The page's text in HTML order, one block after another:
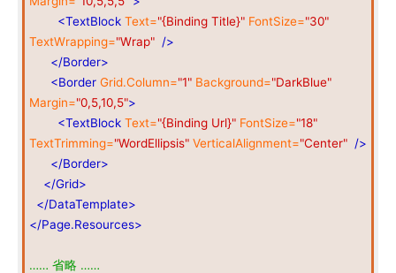
<TextBlock Text="{Binding Title}" FontSize="30"
TextWrapping="Wrap" />
</Border>
<Border Grid.Column="1" Background="DarkBlue"
Margin="0,5,10,5">
<TextBlock Text="{Binding Url}" FontSize="18"
TextTrimming="WordEllipsis" VerticalAlignment="Center" />
</Border>
</Grid>
</DataTemplate>
</Page.Resources>
…… 省略 ……